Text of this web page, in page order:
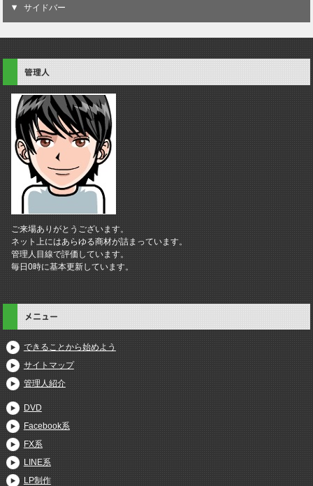
サイドバー
管理人
ご来場ありがとうございます。
ネット上にはあらゆる商材が詰まっています。
管理人目線で評価しています。
毎日0時に基本更新しています。
メニュー
できることから始めよう
サイトマップ
管理人紹介
DVD
Facebook系
FX系
LINE系
LP制作